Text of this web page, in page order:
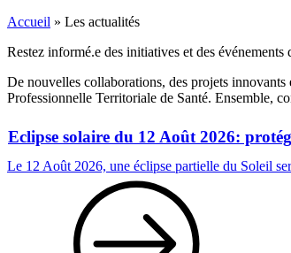
Accueil » Les actualités
Restez informé.e des initiatives et des
De nouvelles collaborations, des projets innovants
Professionnelle Territoriale de Santé. Ensemble,
Eclipse solaire du 12 Août 2026:
Le 12 Août 2026, une éclipse partielle du Soleil